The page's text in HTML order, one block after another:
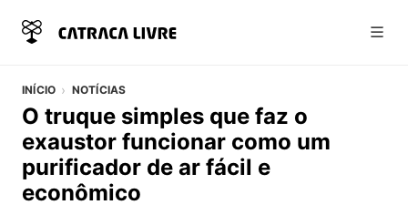
INÍCIO NOTÍCIAS
O truque simples que faz o
exaustor funcionar como um
purificador de ar fácil e
econômico